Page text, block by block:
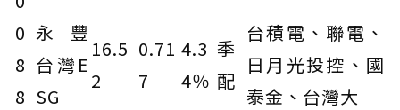
0
8
8
永豐
台灣E
SG
16.5
2
0.71
7
4.3
4％
季
配
台積電、聯電、
日月光投控、國
泰金、台灣大